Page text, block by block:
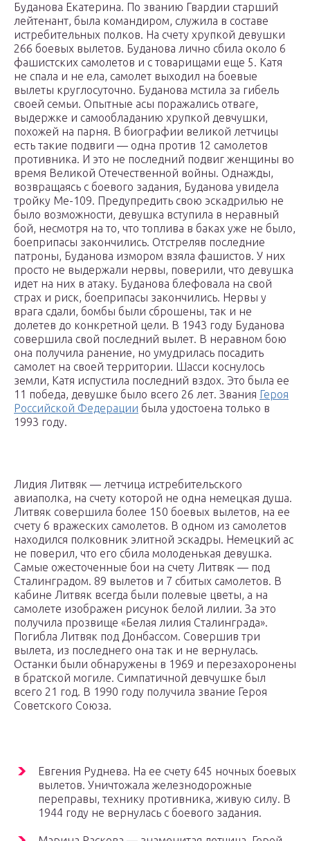
Буданова Екатерина. По званию Гвардии старший
лейтенант, была командиром, служила в составе
истребительных полков. На счету хрупкой девушки
266 боевых вылетов. Буданова лично сбила около 6
фашистских самолетов и с товарищами еще 5. Катя
не спала и не ела, самолет выходил на боевые
вылеты круглосуточно. Буданова мстила за гибель
своей семьи. Опытные асы поражались отваге,
выдержке и самообладанию хрупкой девчушки,
похожей на парня. В биографии великой летчицы
есть такие подвиги — одна против 12 самолетов
противника. И это не последний подвиг женщины во
время Великой Отечественной войны. Однажды,
возвращаясь с боевого задания, Буданова увидела
тройку Ме-109. Предупредить свою эскадрилью не
было возможности, девушка вступила в неравный
бой, несмотря на то, что топлива в баках уже не было,
боеприпасы закончились. Отстреляв последние
патроны, Буданова измором взяла фашистов. У них
просто не выдержали нервы, поверили, что девушка
идет на них в атаку. Буданова блефовала на свой
страх и риск, боеприпасы закончились. Нервы у
врага сдали, бомбы были сброшены, так и не
долетев до конкретной цели. В 1943 году Буданова
совершила свой последний вылет. В неравном бою
она получила ранение, но умудрилась посадить
самолет на своей территории. Шасси коснулось
земли, Катя испустила последний вздох. Это была ее
11 победа, девушке было всего 26 лет. Звания Героя
Российской Федерации была удостоена только в
1993 году.
Лидия Литвяк — летчица истребительского
авиаполка, на счету которой не одна немецкая душа.
Литвяк совершила более 150 боевых вылетов, на ее
счету 6 вражеских самолетов. В одном из самолетов
находился полковник элитной эскадры. Немецкий ас
не поверил, что его сбила молоденькая девушка.
Самые ожесточенные бои на счету Литвяк — под
Сталинградом. 89 вылетов и 7 сбитых самолетов. В
кабине Литвяк всегда были полевые цветы, а на
самолете изображен рисунок белой лилии. За это
получила прозвище «Белая лилия Сталинграда».
Погибла Литвяк под Донбассом. Совершив три
вылета, из последнего она так и не вернулась.
Останки были обнаружены в 1969 и перезахоронены
в братской могиле. Симпатичной девчушке был
всего 21 год. В 1990 году получила звание Героя
Советского Союза.
Евгения Руднева. На ее счету 645 ночных боевых
вылетов. Уничтожала железнодорожные
переправы, технику противника, живую силу. В
1944 году не вернулась с боевого задания.